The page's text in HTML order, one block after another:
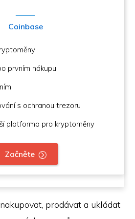
Coinbase
prvním nákupu
s ochranou trezoru
platforma pro kryptoměny
Začněte
prodávat a ukládat